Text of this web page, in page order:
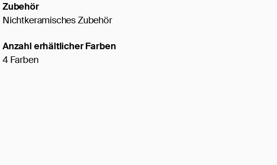
Zubehör
Nichtkeramisches Zubehör
Anzahl erhältlicher Farben
4 Farben